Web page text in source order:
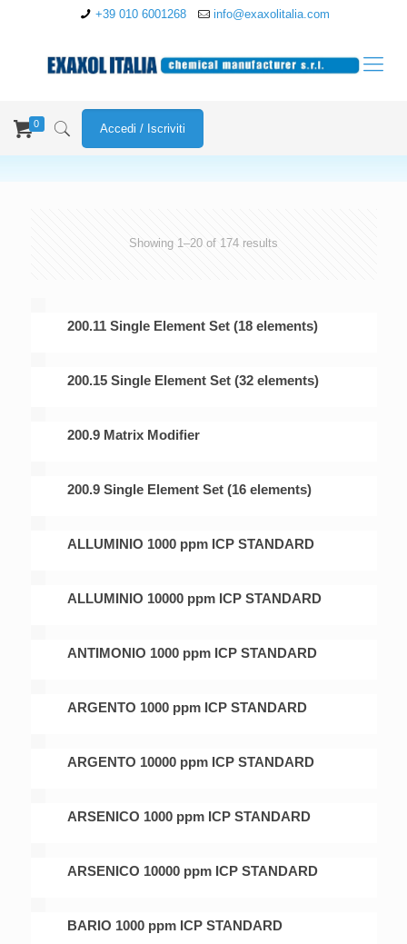
+39 010 6001268 info@exaxolitalia.com
0 Accedi / Iscriviti
Showing 1–20 of 174 results
200.11 Single Element Set (18 elements)
200.15 Single Element Set (32 elements)
200.9 Matrix Modifier
200.9 Single Element Set (16 elements)
ALLUMINIO 1000 ppm ICP STANDARD
ALLUMINIO 10000 ppm ICP STANDARD
ANTIMONIO 1000 ppm ICP STANDARD
ARGENTO 1000 ppm ICP STANDARD
ARGENTO 10000 ppm ICP STANDARD
ARSENICO 1000 ppm ICP STANDARD
ARSENICO 10000 ppm ICP STANDARD
BARIO 1000 ppm ICP STANDARD